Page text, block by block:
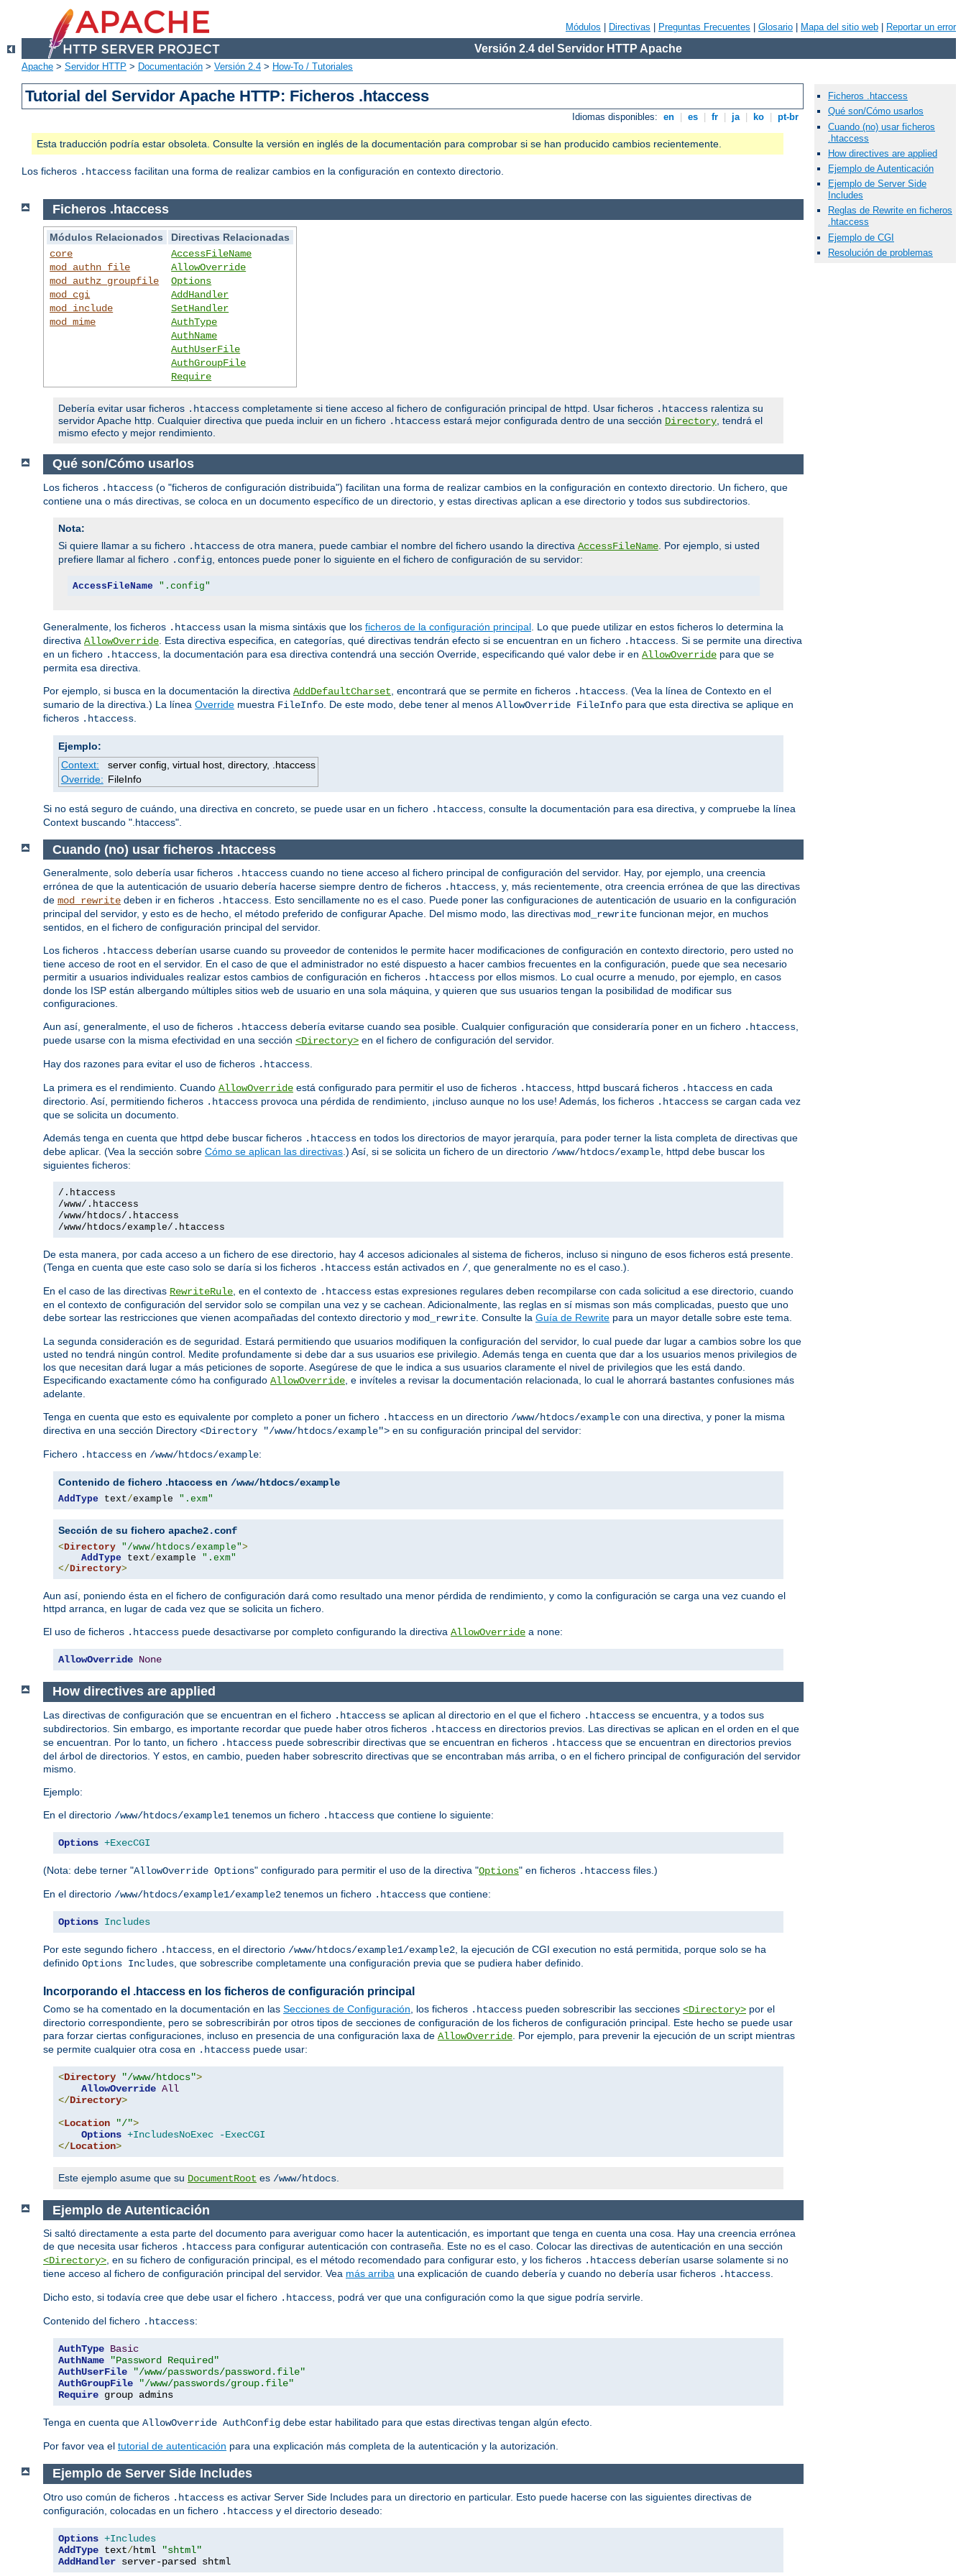
Módulos Directivas Preguntas Frecuentes Glosario Mapa del sitio web Reportar un error
Versión 2.4 del Servidor HTTP Apache
Apache > Servidor HTTP > Documentación > Versión 2.4 > How-To / Tutoriales
Tutorial del Servidor Apache HTTP: Ficheros .htaccess
Idiomas disponibles: en es fr ja ko pt-br
Esta traducción podría estar obsoleta. Consulte la versión en inglés de la documentación para comprobar si se han producido cambios recientemente.
Los ficheros .htaccess facilitan una forma de realizar cambios en la configuración en contexto directorio.
Ficheros .htaccess
Módulos Relacionados
Directivas Relacionadas
core
mod_authn_file
mod_authz_groupfile
mod_cgi
mod_include
mod_mime
AccessFileName
AllowOverride
Options
AddHandler
SetHandler
AuthType
AuthName
AuthUserFile
AuthGroupFile
Require
Debería evitar usar ficheros .htaccess completamente si tiene acceso al fichero de configuración principal de httpd. Usar ficheros .htaccess ralentiza su
servidor Apache http. Cualquier directiva que pueda incluir en un fichero .htaccess estará mejor configurada dentro de una sección Directory , tendrá el
mismo efecto y mejor rendimiento.
Qué son/Cómo usarlos
Los ficheros .htaccess (o "ficheros de configuración distribuida") facilitan una forma de realizar cambios en la configuración en contexto directorio. Un fichero, que
contiene una o más directivas, se coloca en un documento específico de un directorio, y estas directivas aplican a ese directorio y todos sus subdirectorios.
Nota:
Si quiere llamar a su fichero .htaccess de otra manera, puede cambiar el nombre del fichero usando la directiva AccessFileName . Por ejemplo, si usted
prefiere llamar al fichero .config , entonces puede poner lo siguiente en el fichero de configuración de su servidor:
AccessFileName ".config"
Generalmente, los ficheros .htaccess usan la misma sintáxis que los ficheros de la configuración principal . Lo que puede utilizar en estos ficheros lo determina la
directiva AllowOverride . Esta directiva especifica, en categorías, qué directivas tendrán efecto si se encuentran en un fichero .htaccess . Si se permite una directiva
en un fichero .htaccess , la documentación para esa directiva contendrá una sección Override, especificando qué valor debe ir en AllowOverride para que se
permita esa directiva.
Por ejemplo, si busca en la documentación la directiva AddDefaultCharset , encontrará que se permite en ficheros .htaccess . (Vea la línea de Contexto en el
sumario de la directiva.) La línea Override muestra FileInfo . De este modo, debe tener al menos AllowOverride FileInfo para que esta directiva se aplique en
ficheros .htaccess
Ejemplo:
Context:
server config, virtual host, directory, .htaccess
Override: FileInfo
Si no está seguro de cuándo, una directiva en concreto, se puede usar en un fichero .htaccess , consulte la documentación para esa directiva, y compruebe la línea
Context buscando ".htaccess".
Cuando (no) usar ficheros .htaccess
Generalmente, solo debería usar ficheros .htaccess cuando no tiene acceso al fichero principal de configuración del servidor. Hay, por ejemplo, una creencia
errónea de que la autenticación de usuario debería hacerse siempre dentro de ficheros .htaccess, y, más recientemente, otra creencia errónea de que las directivas
de mod_rewrite deben ir en ficheros .htaccess. Esto sencillamente no es el caso. Puede poner las configuraciones de autenticación de usuario en la configuración
principal del servidor, y esto es de hecho, el método preferido de configurar Apache. Del mismo modo, las directivas mod_rewrite funcionan mejor, en muchos
sentidos, en el fichero de configuración principal del servidor.
Los ficheros .htaccess deberían usarse cuando su proveedor de contenidos le permite hacer modificaciones de configuración en contexto directorio, pero usted no
tiene acceso de root en el servidor. En el caso de que el administrador no esté dispuesto a hacer cambios frecuentes en la configuración, puede que sea necesario
permitir a usuarios individuales realizar estos cambios de configuración en ficheros .htaccess por ellos mismos. Lo cual ocurre a menudo, por ejemplo, en casos
donde los ISP están albergando múltiples sitios web de usuario en una sola máquina, y quieren que sus usuarios tengan la posibilidad de modificar sus
configuraciones.
Aun así, generalmente, el uso de ficheros .htaccess debería evitarse cuando sea posible. Cualquier configuración que consideraría poner en un fichero .htaccess,
puede usarse con la misma efectividad en una sección <Directory> en el fichero de configuración del servidor.
Hay dos razones para evitar el uso de ficheros .htaccess.
La primera es el rendimiento. Cuando AllowOverride está configurado para permitir el uso de ficheros .htaccess, httpd buscará ficheros .htaccess en cada
directorio. Así, permitiendo ficheros .htaccess provoca una pérdida de rendimiento, ¡incluso aunque no los use! Además, los ficheros .htaccess se cargan cada vez
que se solicita un documento.
Además tenga en cuenta que httpd debe buscar ficheros .htaccess en todos los directorios de mayor jerarquía, para poder terner la lista completa de directivas que
debe aplicar. (Vea la sección sobre Cómo se aplican las directivas.) Así, si se solicita un fichero de un directorio /www/htdocs/example, httpd debe buscar los
siguientes ficheros:
/.htaccess
/www/.htaccess
/www/htdocs/.htaccess
/www/htdocs/example/.htaccess
De esta manera, por cada acceso a un fichero de ese directorio, hay 4 accesos adicionales al sistema de ficheros, incluso si ninguno de esos ficheros está presente.
(Tenga en cuenta que este caso solo se daría si los ficheros .htaccess están activados en /, que generalmente no es el caso.).
En el caso de las directivas RewriteRule, en el contexto de .htaccess estas expresiones regulares deben recompilarse con cada solicitud a ese directorio, cuando
en el contexto de configuración del servidor solo se compilan una vez y se cachean. Adicionalmente, las reglas en sí mismas son más complicadas, puesto que uno
debe sortear las restricciones que vienen acompañadas del contexto directorio y mod_rewrite. Consulte la Guía de Rewrite para un mayor detalle sobre este tema.
La segunda consideración es de seguridad. Estará permitiendo que usuarios modifiquen la configuración del servidor, lo cual puede dar lugar a cambios sobre los que
usted no tendrá ningún control. Medite profundamente si debe dar a sus usuarios ese privilegio. Además tenga en cuenta que dar a los usuarios menos privilegios de
los que necesitan dará lugar a más peticiones de soporte. Asegúrese de que le indica a sus usuarios claramente el nivel de privilegios que les está dando.
Especificando exactamente cómo ha configurado AllowOverride, e invíteles a revisar la documentación relacionada, lo cual le ahorrará bastantes confusiones más
adelante.
Tenga en cuenta que esto es equivalente por completo a poner un fichero .htaccess en un directorio /www/htdocs/example con una directiva, y poner la misma
directiva en una sección Directory <Directory "/www/htdocs/example"> en su configuración principal del servidor:
Fichero .htaccess en /www/htdocs/example:
Contenido de fichero .htaccess en /www/htdocs/example
AddType text/example ".exm"
Sección de su fichero apache2.conf
<Directory "/www/htdocs/example">
AddType text/example ".exm"
</Directory>
Aun así, poniendo ésta en el fichero de configuración dará como resultado una menor pérdida de rendimiento, y como la configuración se carga una vez cuando el
httpd arranca, en lugar de cada vez que se solicita un fichero.
El uso de ficheros .htaccess puede desactivarse por completo configurando la directiva AllowOverride a none:
AllowOverride None
How directives are applied
Las directivas de configuración que se encuentran en el fichero .htaccess se aplican al directorio en el que el fichero .htaccess se encuentra, y a todos sus
subdirectorios. Sin embargo, es importante recordar que puede haber otros ficheros .htaccess en directorios previos. Las directivas se aplican en el orden en el que
se encuentran. Por lo tanto, un fichero .htaccess puede sobrescribir directivas que se encuentran en ficheros .htaccess que se encuentran en directorios previos
del árbol de directorios. Y estos, en cambio, pueden haber sobrescrito directivas que se encontraban más arriba, o en el fichero principal de configuración del servidor
mismo.
Ejemplo:
En el directorio /www/htdocs/example1 tenemos un fichero .htaccess que contiene lo siguiente:
Options +ExecCGI
(Nota: debe terner "AllowOverride Options" configurado para permitir el uso de la directiva "Options" en ficheros .htaccess files.)
En el directorio /www/htdocs/example1/example2 tenemos un fichero .htaccess que contiene:
Options Includes
Por este segundo fichero .htaccess , en el directorio /www/htdocs/example1/example2 , la ejecución de CGI execution no está permitida, porque solo se ha
definido Options Includes , que sobrescribe completamente una configuración previa que se pudiera haber definido.
Incorporando el .htaccess en los ficheros de configuración principal
Como se ha comentado en la documentación en las Secciones de Configuración , los ficheros .htaccess pueden sobrescribir las secciones <Directory> por el
directorio correspondiente, pero se sobrescribirán por otros tipos de secciones de configuración de los ficheros de configuración principal. Este hecho se puede usar
para forzar ciertas configuraciones, incluso en presencia de una configuración laxa de AllowOverride . Por ejemplo, para prevenir la ejecución de un script mientras
se permite cualquier otra cosa en .htaccess puede usar:
<Directory "/www/htdocs">
AllowOverride All
</Directory>
<Location "/">
Options +IncludesNoExec
-ExecCGI
</Location>
Este ejemplo asume que su DocumentRoot es /www/htdocs
Ejemplo de Autenticación
Si saltó directamente a esta parte del documento para averiguar como hacer la autenticación, es important que tenga en cuenta una cosa. Hay una creencia errónea
de que necesita usar ficheros .htaccess para configurar autenticación con contraseña. Este no es el caso. Colocar las directivas de autenticación en una sección
<Directory>, en su fichero de configuración principal, es el método recomendado para configurar esto, y los ficheros .htaccess deberían usarse solamente si no
tiene acceso al fichero de configuración principal del servidor. Vea más arriba una explicación de cuando debería y cuando no debería usar ficheros .htaccess.
Dicho esto, si todavía cree que debe usar el fichero .htaccess, podrá ver que una configuración como la que sigue podría servirle.
Contenido del fichero .htaccess:
AuthType Basic
AuthName
"Password Required"
AuthUserFile
"/www/passwords/password.file"
AuthGroupFile
"/www/passwords/group.file"
Require group admins
Tenga en cuenta que AllowOverride AuthConfig debe estar habilitado para que estas directivas tengan algún efecto.
Por favor vea el tutorial de autenticación para una explicación más completa de la autenticación y la autorización.
Ejemplo de Server Side Includes
Otro uso común de ficheros .htaccess es activar Server Side Includes para un directorio en particular. Esto puede hacerse con las siguientes directivas de
configuración, colocadas en un fichero .htaccess y el directorio deseado:
Options +Includes
AddType text/html
"shtml"
AddHandler server-parsed shtml
Ficheros .htaccess
Qué son/Cómo usarlos
Cuando (no) usar ficheros
.htaccess
How directives are applied
Ejemplo de Autenticación
Ejemplo de Server Side
Includes
Reglas de Rewrite en ficheros
.htaccess
Ejemplo de CGI
Resolución de problemas